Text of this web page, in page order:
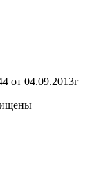
от 04.09.2013г